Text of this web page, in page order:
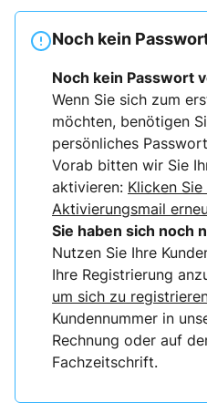
Noch kein
Noch kein Passwort
Wenn Sie sich zum
möchten, benötigen
persönliches
Vorab bitten wir Sie
aktivieren: Klicken
Aktivierungsmail
Sie haben sich noch
Nutzen Sie Ihre
Ihre Registrierung
um sich zu
Kundennummer in
Rechnung oder auf
Fachzeitschrift.